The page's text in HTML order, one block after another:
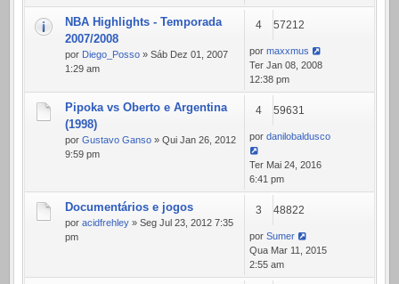
NBA Highlights - Temporada
2007/2008
por Diego_Posso » Sáb Dez 01, 2007
1:29 am
4 57212
por maxxmus
Ter Jan 08, 2008
12:38 pm
Pipoka vs Oberto e Argentina
(1998)
por Gustavo Ganso » Qui Jan 26, 2012
9:59 pm
4 59631
por danilobaldusco
Ter Mai 24, 2016
6:41 pm
Documentários e jogos
por acidfrehley » Seg Jul 23, 2012 7:35
pm
3 48822
por Sumer
Qua Mar 11, 2015
2:55 am